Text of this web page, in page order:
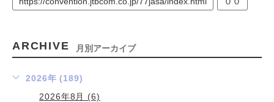
ARCHIVE 月別アーカイブ
2026年 (189)
2026年8月 (6)